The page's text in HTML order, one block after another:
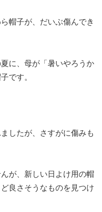
帽子が、だいぶ傷んでき
に、母が「暑いやろうか
です。
したが、さすがに傷みも
が、新しい日よけ用の帽
良さそうなものを見つけ